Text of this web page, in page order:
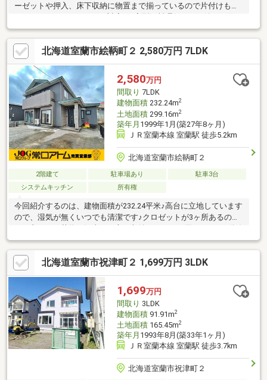
ーゼットや押入、床下収納に物置まで揃っているので片付けもラ
様。さらに電動物干しや浴室物干しなど、家事を助ける工夫も満
載。冬は灯油暖房やリビングの温風ストーブでぽかぽか快適、ト
イレは2箇所ありユニットバスには追焚機能も備えています。シャ
ッター付き車庫を含めて駐車は3台可能で、車を複数所有している
方にも安心。気になる方はぜひお気軽に内覧へお越しください。
北海道室蘭市絵鞆町２ 2,580万円 7LDK
2,580万円
間取り 7LDK
建物面積232.24m2
土地面積299.16m2
築年月 1999年1月(築27年8ヶ月)
ＪＲ室蘭本線 室蘭駅 徒歩5.2km
北海道室蘭市絵鞆町２
2階建て 駐車場あり
駐車3台
システムキッチン
所有権
今回紹介するのは、建物面積が232.24平米♪高台に立地しています
ので、湿気が無くいつでも清潔です♪クロゼットが3ヶ所あるの
を意識したデザインのシステムキッチン付きで作業能率が上がり
ます♪広々とした20帖以上のリビングダイニングのおかげで、
日々の生活に余裕が生まれます♪寒い時期に活躍する追焚機能付き
の浴室がある物件です♪こちらの中古戸建て物件は、子育ての環境
としてもうってつけです(#^^#)
北海道室蘭市祝津町２ 1,699万円 3LDK
1,699万円
間取り 3LDK
建物面積91.91m2
土地面積165.45m2
築年月 1993年8月(築33年1ヶ月)
ＪＲ室蘭本線 室蘭駅 徒歩3.7km
北海道室蘭市祝津町２